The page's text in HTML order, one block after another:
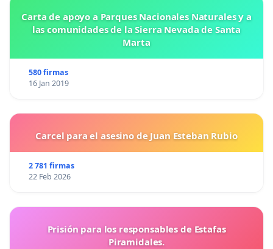
Carta de apoyo a Parques Nacionales Naturales y a
las comunidades de la Sierra Nevada de Santa
Marta
580 firmas
16 Jan 2019
Carcel para el asesino de Juan Esteban Rubio
2 781 firmas
22 Feb 2026
Prisión para los responsables de Estafas
Piramidales.